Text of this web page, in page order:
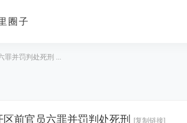
圈子
罪并罚判处死刑 ...
前官员六罪并罚判处死刑 [复制链接]